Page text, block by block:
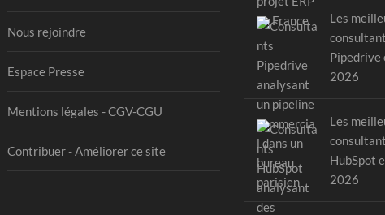
Nous rejoindre
Espace Presse
Mentions légales - CGV-CGU
Contribuer - Améliorer ce site
Les
Pipedrive
2026
Les
HubSpot
2026